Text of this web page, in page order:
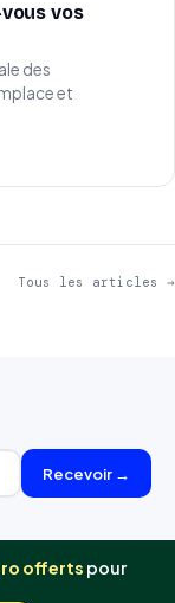
vos
des
et
Tous les articles →
Recevoir →
offerts pour